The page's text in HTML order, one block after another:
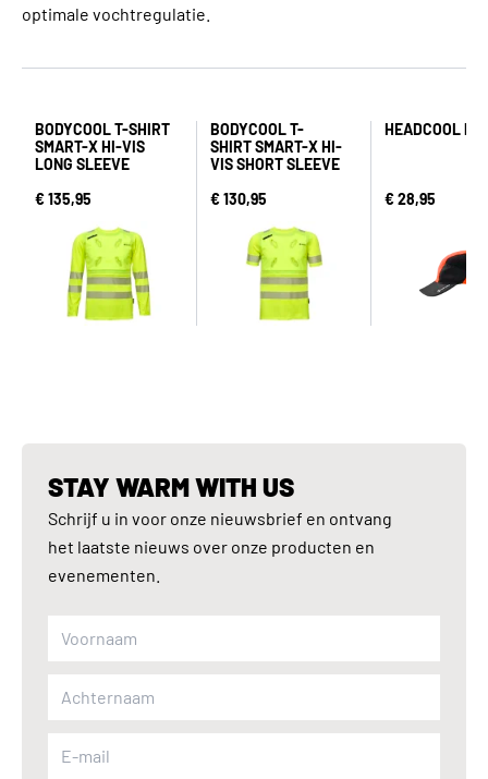
optimale vochtregulatie.
BODYCOOL T-SHIRT
SMART-X HI-VIS
LONG SLEEVE
€ 135,95
BODYCOOL T-
SHIRT SMART-X HI-
VIS SHORT SLEEVE
€ 130,95
HEADCOOL
€ 28,95
STAY WARM WITH US
Schrijf u in voor onze nieuwsbrief en ontvang
het laatste nieuws over onze producten en
evenementen.